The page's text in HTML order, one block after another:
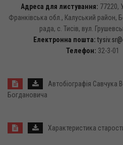
Адреса для листування: 77220,
Франківська обл., Калуський район,
рада, с. Тисів, вул.
Електронна пошта:
Телефон: 32-3-01
Автобіографія Савчука
Богдановича
Характеристика